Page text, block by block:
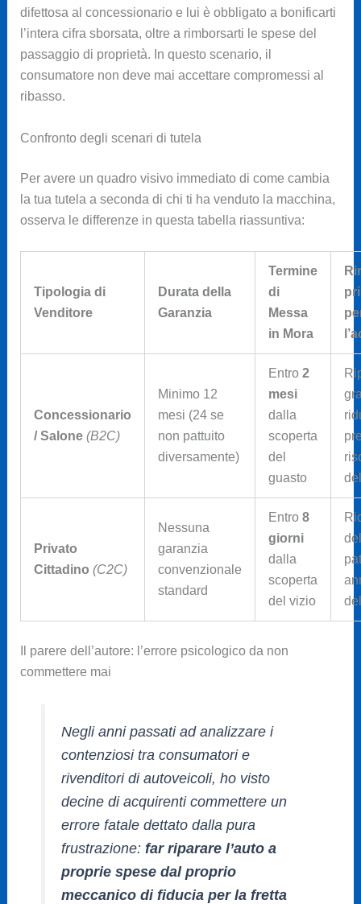
difettosa al concessionario e lui è obbligato a bonificarti
l’intera cifra sborsata, oltre a rimborsarti le spese del
passaggio di proprietà. In questo scenario, il
consumatore non deve mai accettare compromessi al
ribasso.
Confronto degli scenari di tutela
Per avere un quadro visivo immediato di come cambia
la tua tutela a seconda di chi ti ha venduto la macchina,
osserva le differenze in questa tabella riassuntiva:
Tipologia di
Venditore
Durata della
Garanzia
Termine
di
Messa
in Mora
Concessionario
/ Salone (B2C)
Minimo 12
mesi (24 se
non pattuito
diversamente)
Entro 2
mesi
dalla
scoperta
del
guasto
Privato
Cittadino (C2C)
Nessuna
garanzia
convenzionale
standard
Entro 8
giorni
dalla
scoperta
del vizio
Il parere dell’autore: l’errore psicologico da non
commettere mai
Negli anni passati ad analizzare i
contenziosi tra consumatori e
rivenditori di autoveicoli, ho visto
decine di acquirenti commettere un
errore fatale dettato dalla pura
frustrazione: far riparare l’auto a
proprie spese dal proprio
meccanico di fiducia per la fretta